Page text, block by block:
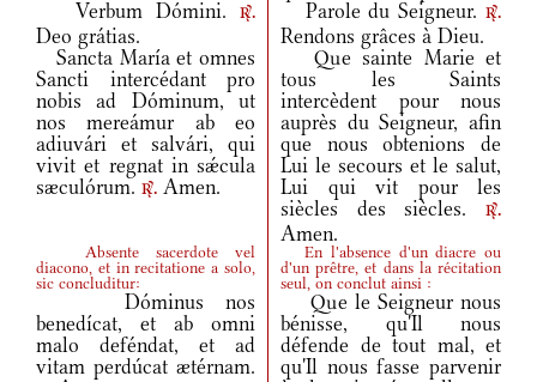
Verbum Dómini.
r.
Deo grátias.
Parole du Seigneur. r.
Rendons grâces à Dieu.
Sancta María et omnes
Sancti intercédant pro
nobis ad Dóminum, ut
nos mereámur ab eo
adiuvári et salvári, qui
vivit et regnat in sǽcula
sæculórum. r. Amen.
Que sainte Marie et
tous les Saints
intercèdent pour nous
auprès du Seigneur, afin
que nous obtenions de
Lui le secours et le salut,
Lui qui vit pour les
siècles des siècles.
r.
Amen.
Absente sacerdote vel
diacono, et in recitatione a solo,
sic concluditur:
En l'absence d'un diacre ou
d'un prêtre, et dans la récitation
seul, on conclut ainsi :
Dóminus nos
benedícat, et ab omni
malo deféndat, et ad
vitam perdúcat ætérnam.
Que le Seigneur nous
bénisse, qu'Il nous
défende de tout mal, et
qu'Il nous fasse parvenir